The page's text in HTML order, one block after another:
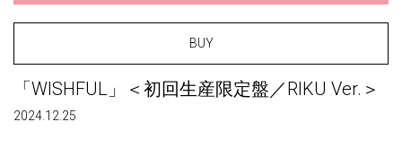
BUY
「WISHFUL」＜初回生産限定盤／RIKU Ver.＞
2024.12.25